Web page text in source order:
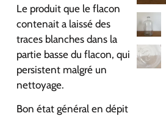
Le produit que le flacon
contenait a laissé des
traces blanches dans la
partie basse du flacon, qui
persistent malgré un
nettoyage.
Bon état général en dépit